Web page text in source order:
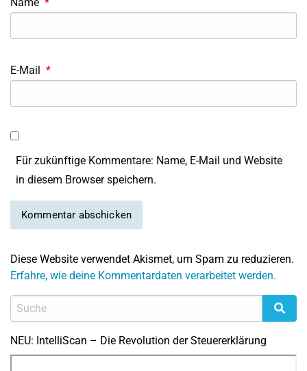
E-Mail *
Für zukünftige Kommentare: Name, E-Mail und Website
in diesem Browser speichern.
Diese Website verwendet Akismet, um Spam zu reduzieren.
Erfahre, wie deine Kommentardaten verarbeitet werden.
NEU: IntelliScan – Die Revolution der Steuererklärung